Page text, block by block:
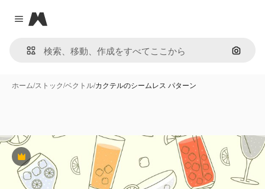
Close menu
Magnific
画像で
ホーム/ストック/ベクトル/カクテルのシームレス パターン
Premium